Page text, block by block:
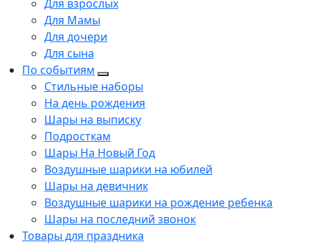
Для взрослых
Для Мамы
Для дочери
Для сына
По событиям
Стильные наборы
На день рождения
Шары на выписку
Подросткам
Шары На Новый Год
Воздушные шарики на юбилей
Шары на девичник
Воздушные шарики на рождение ребенка
Шары на последний звонок
Товары для праздника